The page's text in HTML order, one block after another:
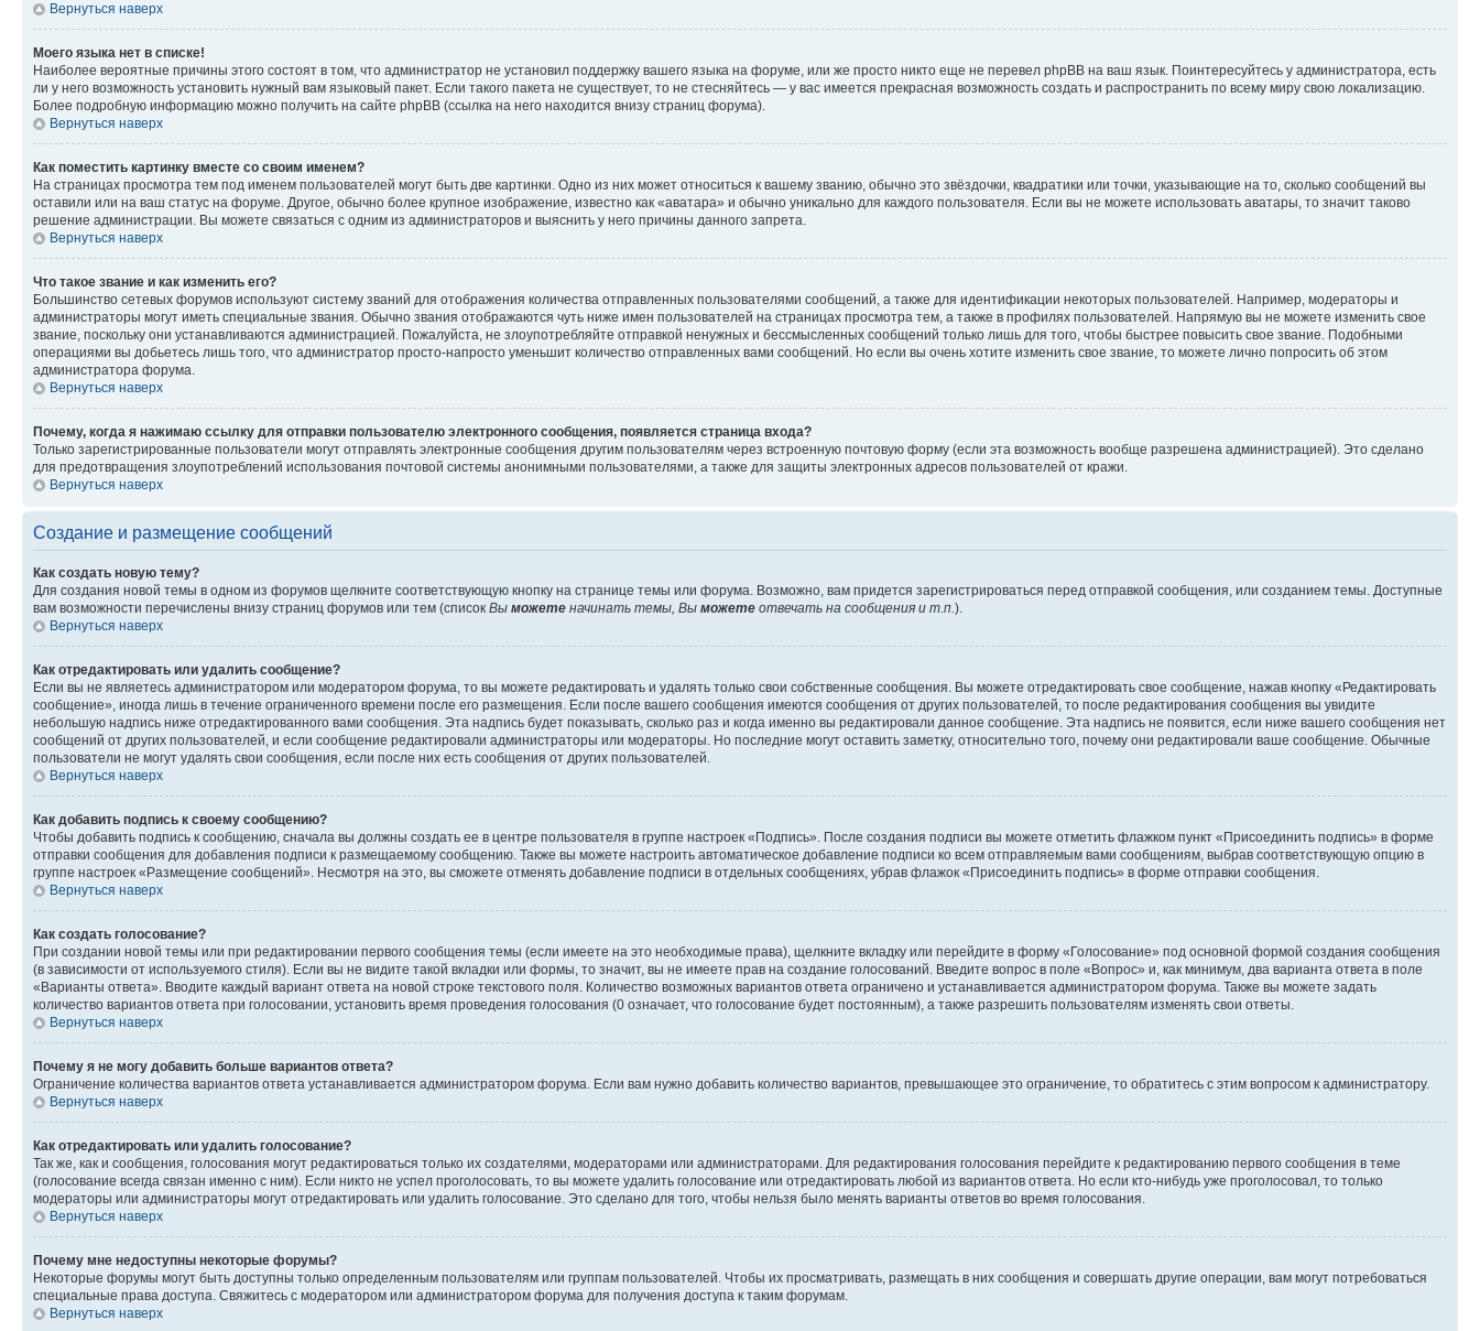
Вернуться наверх
Моего языка нет в списке!
Наиболее вероятные причины этого состоят в том, что администратор не установил поддержку вашего языка на форуме, или же просто никто еще не перевел phpBB на ваш язык. Поинтересуйтесь у администратора, есть
ли у него возможность установить нужный вам языковый пакет. Если такого пакета не существует, то не стесняйтесь — у вас имеется прекрасная возможность создать и распространить по всему миру свою локализацию.
Более подробную информацию можно получить на сайте phpBB (ссылка на него находится внизу страниц форума).
Вернуться наверх
Как поместить картинку вместе со своим именем?
На страницах просмотра тем под именем пользователей могут быть две картинки. Одно из них может относиться к вашему званию, обычно это звёздочки, квадратики или точки, указывающие на то, сколько сообщений вы
оставили или на ваш статус на форуме. Другое, обычно более крупное изображение, известно как «аватара» и обычно уникально для каждого пользователя. Если вы не можете использовать аватары, то значит таково
решение администрации. Вы можете связаться с одним из администраторов и выяснить у него причины данного запрета.
Вернуться наверх
Что такое звание и как изменить его?
Большинство сетевых форумов используют систему званий для отображения количества отправленных пользователями сообщений, а также для идентификации некоторых пользователей. Например, модераторы и
администраторы могут иметь специальные звания. Обычно звания отображаются чуть ниже имен пользователей на страницах просмотра тем, а также в профилях пользователей. Напрямую вы не можете изменить свое
звание, поскольку они устанавливаются администрацией. Пожалуйста, не злоупотребляйте отправкой ненужных и бессмысленных сообщений только лишь для того, чтобы быстрее повысить свое звание. Подобными
операциями вы добьетесь лишь того, что администратор просто-напросто уменьшит количество отправленных вами сообщений. Но если вы очень хотите изменить свое звание, то можете лично попросить об этом
администратора форума.
Вернуться наверх
Почему, когда я нажимаю ссылку для отправки пользователю электронного сообщения, появляется страница входа?
Только зарегистрированные пользователи могут отправлять электронные сообщения другим пользователям через встроенную почтовую форму (если эта возможность вообще разрешена администрацией). Это сделано
для предотвращения злоупотреблений использования почтовой системы анонимными пользователями, а также для защиты электронных адресов пользователей от кражи.
Вернуться наверх
Создание и размещение сообщений
Как создать новую тему?
Для создания новой темы в одном из форумов щелкните соответствующую кнопку на странице темы или форума. Возможно, вам придется зарегистрироваться перед отправкой сообщения, или созданием темы. Доступные
вам возможности перечислены внизу страниц форумов или тем (список Вы можете начинать темы, Вы можете отвечать на сообщения и т.п.).
Вернуться наверх
Как отредактировать или удалить сообщение?
Если вы не являетесь администратором или модератором форума, то вы можете редактировать и удалять только свои собственные сообщения. Вы можете отредактировать свое сообщение, нажав кнопку «Редактировать
сообщение», иногда лишь в течение ограниченного времени после его размещения. Если после вашего сообщения имеются сообщения от других пользователей, то после редактирования сообщения вы увидите
небольшую надпись ниже отредактированного вами сообщения. Эта надпись будет показывать, сколько раз и когда именно вы редактировали данное сообщение. Эта надпись не появится, если ниже вашего сообщения нет
сообщений от других пользователей, и если сообщение редактировали администраторы или модераторы. Но последние могут оставить заметку, относительно того, почему они редактировали ваше сообщение. Обычные
пользователи не могут удалять свои сообщения, если после них есть сообщения от других пользователей.
Вернуться наверх
Как добавить подпись к своему сообщению?
Чтобы добавить подпись к сообщению, сначала вы должны создать ее в центре пользователя в группе настроек «Подпись». После создания подписи вы можете отметить флажком пункт «Присоединить подпись» в форме
отправки сообщения для добавления подписи к размещаемому сообщению. Также вы можете настроить автоматическое добавление подписи ко всем отправляемым вами сообщениям, выбрав соответствующую опцию в
группе настроек «Размещение сообщений». Несмотря на это, вы сможете отменять добавление подписи в отдельных сообщениях, убрав флажок «Присоединить подпись» в форме отправки сообщения.
Вернуться наверх
Как создать голосование?
При создании новой темы или при редактировании первого сообщения темы (если имеете на это необходимые права), щелкните вкладку или перейдите в форму «Голосование» под основной формой создания сообщения
(в зависимости от используемого стиля). Если вы не видите такой вкладки или формы, то значит, вы не имеете прав на создание голосований. Введите вопрос в поле «Вопрос» и, как минимум, два варианта ответа в поле
«Варианты ответа». Вводите каждый вариант ответа на новой строке текстового поля. Количество возможных вариантов ответа ограничено и устанавливается администратором форума. Также вы можете задать
количество вариантов ответа при голосовании, установить время проведения голосования (0 означает, что голосование будет постоянным), а также разрешить пользователям изменять свои ответы.
Вернуться наверх
Почему я не могу добавить больше вариантов ответа?
Ограничение количества вариантов ответа устанавливается администратором форума. Если вам нужно добавить количество вариантов, превышающее это ограничение, то обратитесь с этим вопросом к администратору.
Вернуться наверх
Как отредактировать или удалить голосование?
Так же, как и сообщения, голосования могут редактироваться только их создателями, модераторами или администраторами. Для редактирования голосования перейдите к редактированию первого сообщения в теме
(голосование всегда связан именно с ним). Если никто не успел проголосовать, то вы можете удалить голосование или отредактировать любой из вариантов ответа. Но если кто-нибудь уже проголосовал, то только
модераторы или администраторы могут отредактировать или удалить голосование. Это сделано для того, чтобы нельзя было менять варианты ответов во время голосования.
Вернуться наверх
Почему мне недоступны некоторые форумы?
Некоторые форумы могут быть доступны только определенным пользователям или группам пользователей. Чтобы их просматривать, размещать в них сообщения и совершать другие операции, вам могут потребоваться
специальные права доступа. Свяжитесь с модератором или администратором форума для получения доступа к таким форумам.
Вернуться наверх